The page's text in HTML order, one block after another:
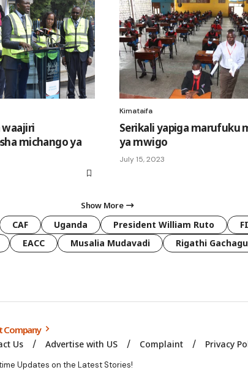
waajiri
michango ya
Kimataifa
Serikali yapiga marufuku
ya mwigo
July 15, 2023
Show More
CAF Uganda President William Ruto
EACC Musalia Mudavadi Rigathi
Company
Us Advertise with US Complaint Privacy
Updates on the Latest Stories!